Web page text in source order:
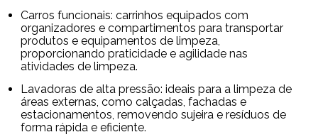
Carros funcionais: carrinhos equipados com
organizadores e compartimentos para transportar
produtos e equipamentos de limpeza,
proporcionando praticidade e agilidade nas
atividades de limpeza.
Lavadoras de alta pressão: ideais para a limpeza de
áreas externas, como calçadas, fachadas e
estacionamentos, removendo sujeira e resíduos de
forma rápida e eficiente.